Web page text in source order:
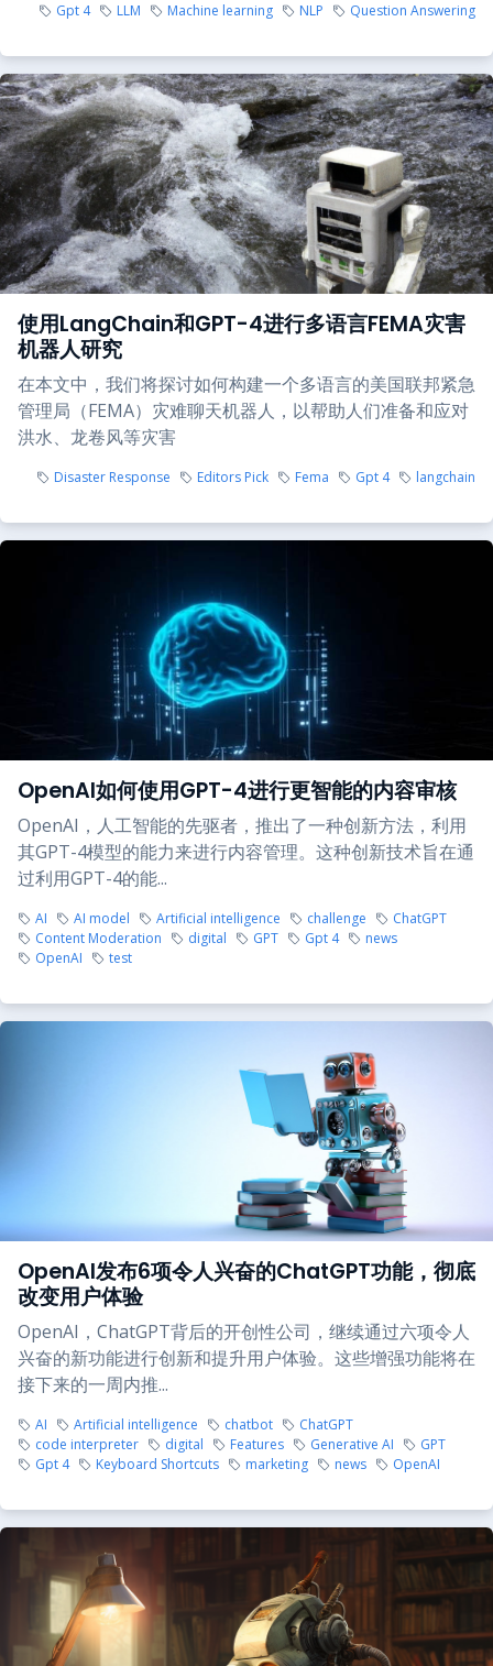
Gpt 4 LLM Machine learning NLP Question Answering
使用LangChain和GPT-4进行多语言FEMA灾害
机器人研究
在本文中，我们将探讨如何构建一个多语言的美国联邦紧急
管理局（FEMA）灾难聊天机器人，以帮助人们准备和应对
洪水、龙卷风等灾害
Disaster Response Editors Pick Fema Gpt 4 langchain
OpenAI如何使用GPT-4进行更智能的内容审核
OpenAI，人工智能的先驱者，推出了一种创新方法，利用
其GPT-4模型的能力来进行内容管理。这种创新技术旨在通
过利用GPT-4的能...
AI AI model Artificial intelligence challenge
ChatGPT
Content Moderation
digital GPT Gpt 4
news
OpenAI
test
OpenAI发布6项令人兴奋的ChatGPT功能，彻底
改变用户体验
OpenAI，ChatGPT背后的开创性公司，继续通过六项令人
兴奋的新功能进行创新和提升用户体验。这些增强功能将在
接下来的一周内推...
AI Artificial intelligence chatbot
ChatGPT
code interpreter
digital Features Generative AI
GPT
Gpt 4
Keyboard Shortcuts marketing news OpenAI